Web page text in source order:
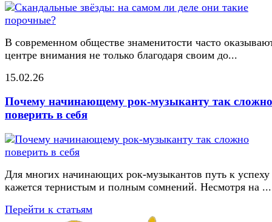
В современном обществе знаменитости часто
центре внимания не только благодаря своим до...
15.02.26
Почему начинающему рок-музыканту так сложно
поверить в себя
Для многих начинающих рок-музыкантов путь к успеху
кажется тернистым и полным сомнений. Несмотря на ...
Перейти к статьям